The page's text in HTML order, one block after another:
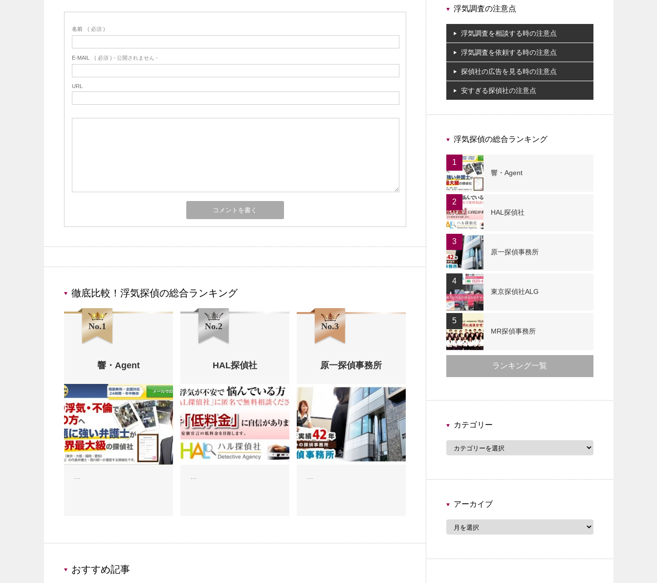
名前 ( 必須 )
E-MAIL ( 必須 ) - 公開されません -
URL
徹底比較！浮気探偵の総合ランキング
No.1
響・Agent
No.2
HAL探偵社
No.3
原一探偵事務所
おすすめ記事
浮気調査の注意点
浮気調査を相談する時の注意点
浮気調査を依頼する時の注意点
探偵社の広告を見る時の注意点
安すぎる探偵社の注意点
浮気探偵の総合ランキング
1
響・Agent
2
HAL探偵社
3
原一探偵事務所
4
東京探偵社ALG
5
MR探偵事務所
ランキング一覧
カテゴリー
アーカイブ